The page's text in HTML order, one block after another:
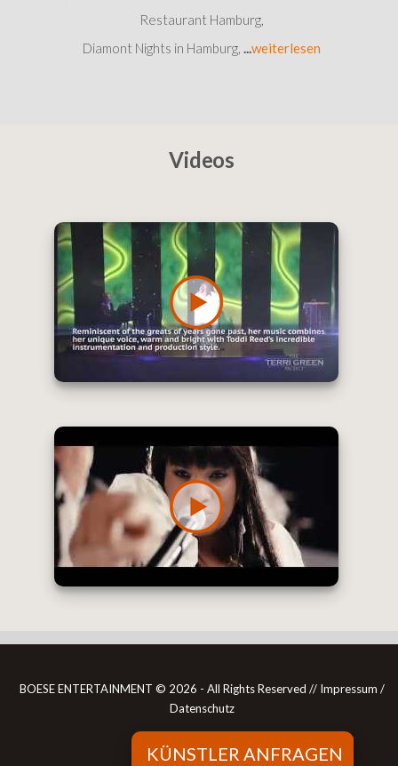
Restaurant Hamburg,
Diamont Nights in Hamburg, ...weiterlesen
Videos
KÜNSTLER ANFRAGEN
BOESE ENTERTAINMENT © 2026 - All Rights Reserved // Impressum /
Datenschutz